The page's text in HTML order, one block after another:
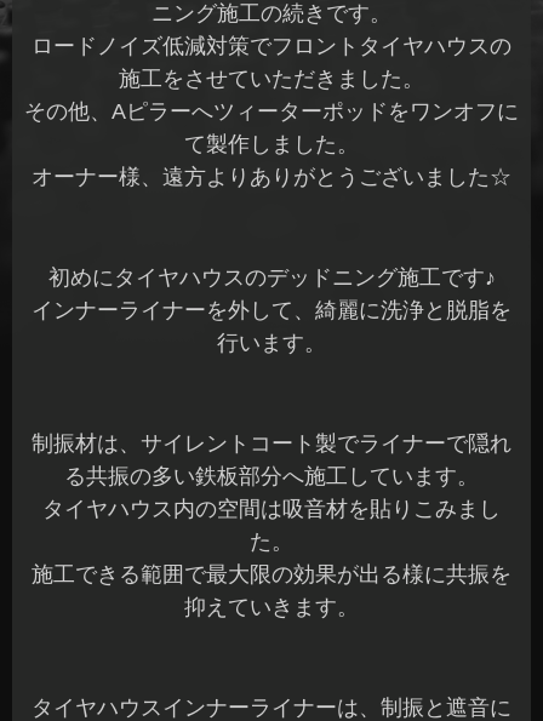
ニング施工の続きです。
ロードノイズ低減対策でフロントタイヤハウスの
施工をさせていただきました。
その他、Aピラーへツィーターポッドをワンオフに
て製作しました。
オーナー様、遠方よりありがとうございました☆
初めにタイヤハウスのデッドニング施工です♪
インナーライナーを外して、綺麗に洗浄と脱脂を
行います。
制振材は、サイレントコート製でライナーで隠れ
る共振の多い鉄板部分へ施工しています。
タイヤハウス内の空間は吸音材を貼りこみまし
た。
施工できる範囲で最大限の効果が出る様に共振を
抑えていきます。
タイヤハウスインナーライナーは、制振と遮音に